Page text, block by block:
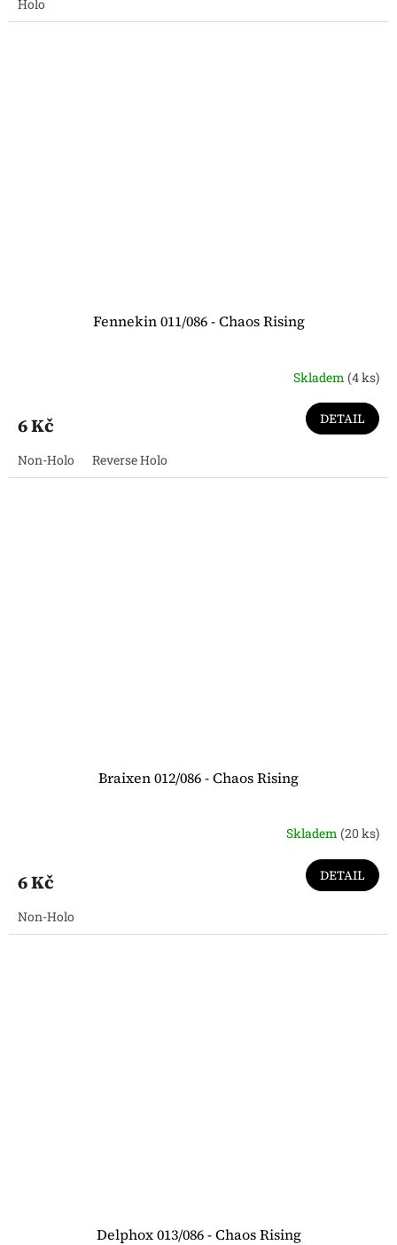
Holo
Fennekin 011/086 - Chaos Rising
Skladem (4 ks)
6 Kč DETAIL
Non-Holo Reverse Holo
Braixen 012/086 - Chaos Rising
Skladem (20 ks)
6 Kč DETAIL
Non-Holo
Delphox 013/086 - Chaos Rising